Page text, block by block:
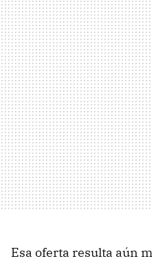
Esa oferta resulta aún